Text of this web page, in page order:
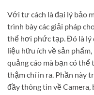
Với tư cách là đại lý bảo
trình bày các giải pháp
thể hơi phức tạp. Đó là lý
liệu hữu ích về sản
quảng cáo mà bạn có
thậm chí in ra. Phần này
đầy thông tin về Camera,